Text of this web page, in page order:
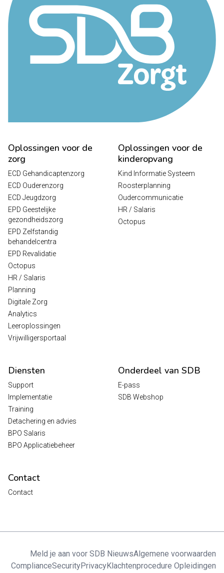
Oplossingen voor de
zorg
ECD Gehandicaptenzorg
ECD Ouderenzorg
ECD Jeugdzorg
EPD Geestelijke
gezondheidszorg
EPD Zelfstandig
behandelcentra
EPD Revalidatie
Octopus
HR / Salaris
Planning
Digitale Zorg
Analytics
Leeroplossingen
Vrijwilligersportaal
Oplossingen voor de
kinderopvang
Kind Informatie Systeem
Roosterplanning
Oudercommunicatie
HR / Salaris
Octopus
Diensten
Support
Implementatie
Training
Detachering en advies
BPO Salaris
BPO Applicatiebeheer
Onderdeel van SDB
E-pass
SDB Webshop
Contact
Contact
Meld je aan voor SDB NieuwsAlgemene voorwaarden
ComplianceSecurityPrivacyKlachtenprocedure Opleidingen